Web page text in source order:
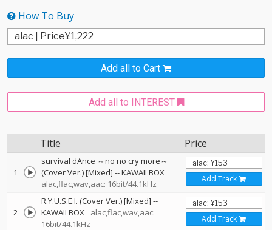
How To Buy
Add all to Cart
Add all to INTEREST
Title Price
1
survival dAnce ～no no cry more～
(Cover Ver.) [Mixed] --KAWAII BOX
alac,flac,wav,aac: 16bit/44.1kHz
Add Track
2
R.Y.U.S.E.I. (Cover Ver.) [Mixed] --
KAWAII BOX
alac,flac,wav,aac:
16bit/44.1kHz
Add Track